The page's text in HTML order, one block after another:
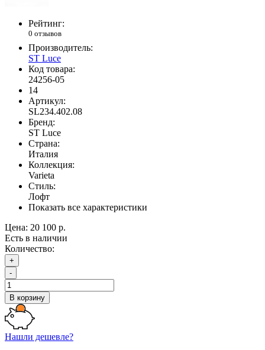
Рейтинг:
0 отзывов
Производитель:
ST Luce
Код товара:
24256-05
14
Артикул:
SL234.402.08
Бренд:
ST Luce
Страна:
Италия
Коллекция:
Varieta
Стиль:
Лофт
Показать все характеристики
Цена: 20 100 р.
Есть в наличии
Количество:
+
-
В корзину
Нашли дешевле?